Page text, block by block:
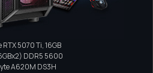
комп'ютер
RTX 5070 Ti, 16GB
DDR5 5600
A620M DS3H